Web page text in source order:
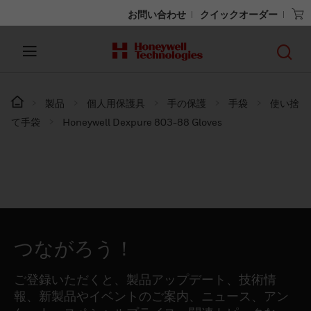
お問い合わせ クイックオーダー
製品 個人用保護具 手の保護 手袋
使い捨
て手袋
Honeywell Dexpure 803-88 Gloves
つながろう！
ご登録いただくと、製品アップデート、技術情
報、新製品やイベントのご案内、ニュース、アン